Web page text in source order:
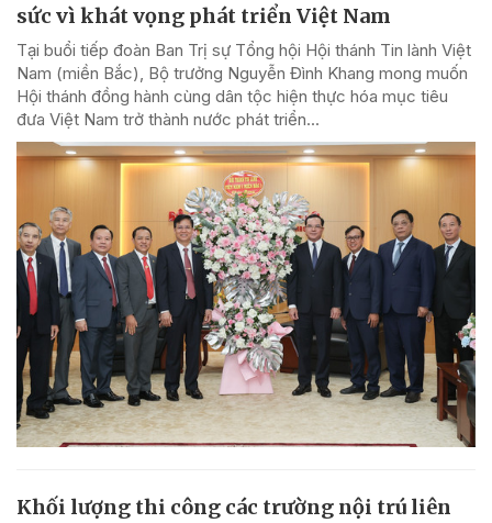
sức vì khát vọng phát triển Việt Nam
Tại buổi tiếp đoàn Ban Trị sự Tổng hội Hội thánh Tin lành Việt
Nam (miền Bắc), Bộ trưởng Nguyễn Đình Khang mong muốn
Hội thánh đồng hành cùng dân tộc hiện thực hóa mục tiêu
đưa Việt Nam trở thành nước phát triển...
Khối lượng thi công các trường nội trú liên